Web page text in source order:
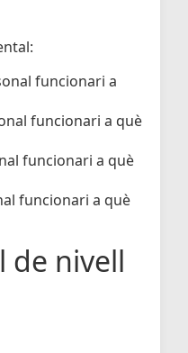
funcionari a
funcionari a què
funcionari a què
funcionari a què
de nivell